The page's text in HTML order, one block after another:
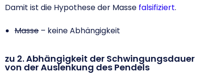
Damit ist die Hypothese der Masse falsifiziert.
Masse – keine Abhängigkeit
zu 2. Abhängigkeit der Schwingungsdauer
von der Auslenkung des Pendels